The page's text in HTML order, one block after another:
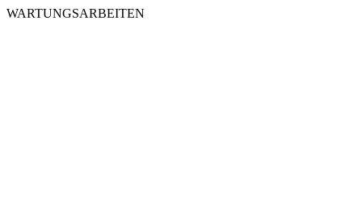
WARTUNGSARBEITEN